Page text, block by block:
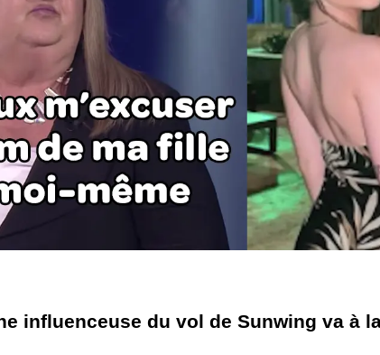
influenceuse du vol de Sunwing va à